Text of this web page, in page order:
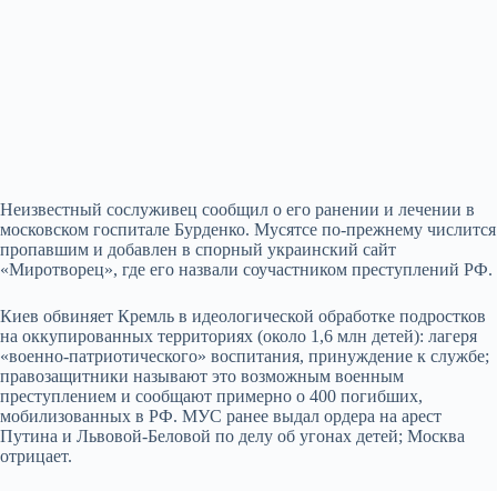
Неизвестный сослуживец сообщил о его ранении и лечении в
московском госпитале Бурденко. Мусятсе по‑прежнему числится
пропавшим и добавлен в спорный украинский сайт
«Миротворец», где его назвали соучастником преступлений РФ.
Киев обвиняет Кремль в идеологической обработке подростков
на оккупированных территориях (около 1,6 млн детей): лагеря
«военно‑патриотического» воспитания, принуждение к службе;
правозащитники называют это возможным военным
преступлением и сообщают примерно о 400 погибших,
мобилизованных в РФ. МУС ранее выдал ордера на арест
Путина и Львовой‑Беловой по делу об угонах детей; Москва
отрицает.